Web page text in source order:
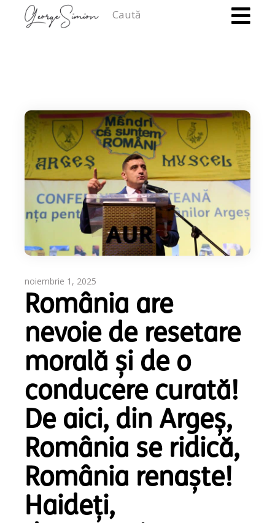
noiembrie 1, 2025
România are
nevoie de resetare
morală și de o
conducere curată!
De aici, din Argeș,
România se ridică,
România renaște!
Haideți,